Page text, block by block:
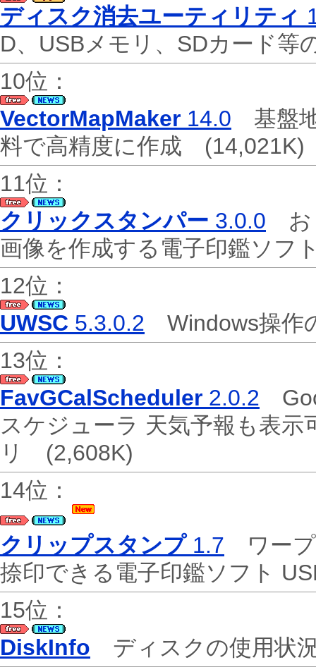
ディスク消去ユーティリティ
D、USBメモリ、SDカード
10位：
VectorMapMaker 14.0 基盤
料で高精度に作成 (14,021K)
11位：
クリックスタンパー 3.0.0 お
画像を作成する電子印鑑ソ
12位：
UWSC 5.3.0.2 Windows操
13位：
FavGCalScheduler 2.0.2
スケジューラ 天気予報も表
リ (2,608K)
14位：
クリップスタンプ1.7 ワープ
捺印できる電子印鑑ソフト
15位：
DiskInfo ディスクの使用状